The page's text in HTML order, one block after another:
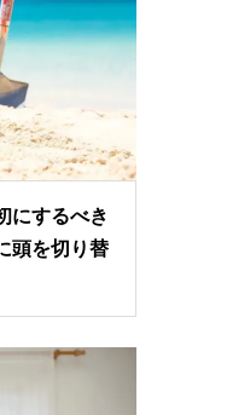
にするべき
頭を切り替